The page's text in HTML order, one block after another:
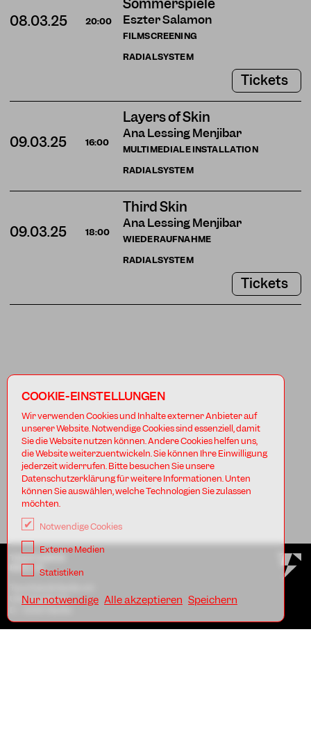
Sommerspiele
Eszter Salamon
FILMSCREENING
08.03.25 20:00
RADIALSYSTEM
Tickets
Layers of Skin
Ana Lessing Menjibar
MULTIMEDIALE INSTALLATION
09.03.25 16:00
RADIALSYSTEM
Third Skin
Ana Lessing Menjibar
WIEDERAUFNAHME
09.03.25 18:00
RADIALSYSTEM
Tickets
BERLIN
Uferstraße 23
AGB
COOKIE-EINSTELLUNGEN
Wir verwenden Cookies und Inhalte externer Anbieter auf
unserer Website. Notwendige Cookies sind essenziell, damit
Sie die Website nutzen können. Andere Cookies helfen uns,
die Website weiterzuentwickeln. Sie können Ihre Einwilligung
jederzeit widerrufen. Bitte besuchen Sie unsere
Datenschutzerklärung für weitere Informationen. Unten
können Sie auswählen, welche Technologien Sie zulassen
möchten.
Notwendige Cookies
Externe Medien
Statistiken
Nur notwendige Alle akzeptieren Speichern